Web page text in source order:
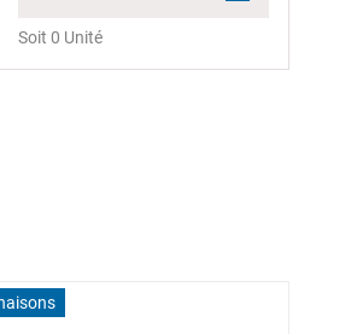
Soit 0 Unité